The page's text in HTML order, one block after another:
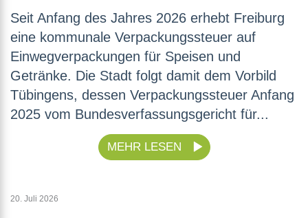
Seit Anfang des Jahres 2026 erhebt Freiburg
eine kommunale Verpackungssteuer auf
Einwegverpackungen für Speisen und
Getränke. Die Stadt folgt damit dem Vorbild
Tübingens, dessen Verpackungssteuer Anfang
2025 vom Bundesverfassungsgericht für...
MEHR LESEN
20. Juli 2026